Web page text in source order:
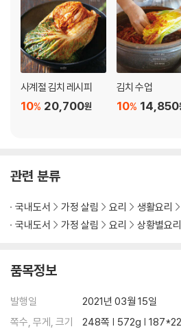
방풍나물
홑잎나물
마늘종 장아찌
마늘종 새우볶음
마늘종 쇠고기볶음
참죽 장아찌
참죽장떡
오가피순나물
깻잎순조림
깻잎순전
유채꽃 샐러드와 오미자청 드레싱
근대국
완두콩 쇠고기볶음
사계절 김치 레시피
20,700원
10%
김치 수업
14,850
10%
관련 분류
국내도서 가정 살림 요리 생활요리
국내도서
가정 살림 요리 상황별요리
품목정보
발행일
2021년 03월 15일
쪽수, 무게, 크기
248쪽 | 572g |